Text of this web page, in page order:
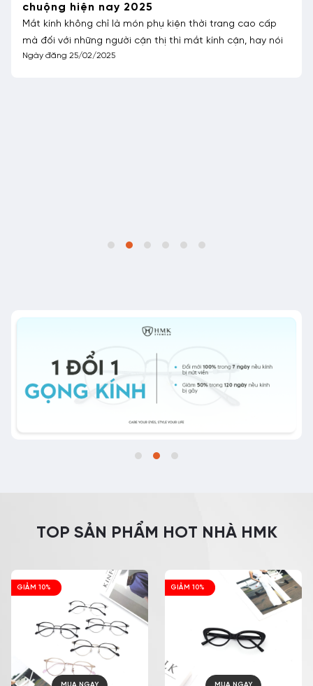
chuộng hiện nay 2025
Mắt kính không chỉ là món phụ kiện thời trang cao cấp
mà đối với những người cận thị thì mắt kính cận, hay nói
Ngày đăng 25/02/2025
TOP SẢN PHẨM HOT NHÀ HMK
GIẢM 10% GIẢM 10%